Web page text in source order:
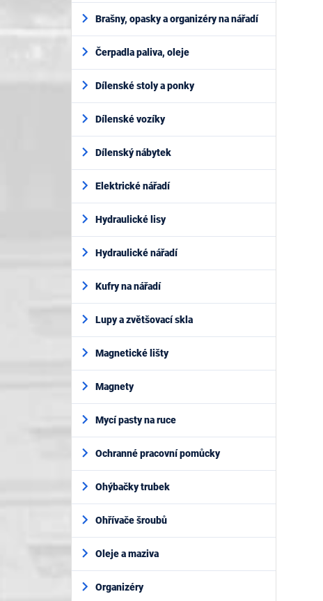
Brašny, opasky a organizéry na nářadí
Čerpadla paliva, oleje
Dílenské stoly a ponky
Dílenské vozíky
Dílenský nábytek
Elektrické nářadí
Hydraulické lisy
Hydraulické nářadí
Kufry na nářadí
Lupy a zvětšovací skla
Magnetické lišty
Magnety
Mycí pasty na ruce
Ochranné pracovní pomůcky
Ohýbačky trubek
Ohřívače šroubů
Oleje a maziva
Organizéry